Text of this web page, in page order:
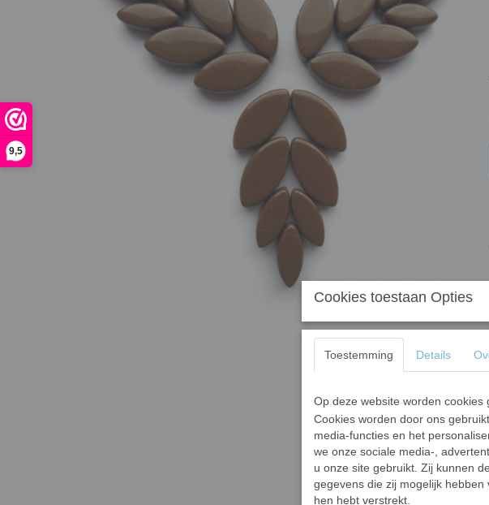
9,5
Cookies toestaan Opties
Toestemming Details
Op deze website worden cookies
Cookies worden door ons
media-functies en het
we onze sociale media-,
u onze site gebruikt. Zij kunnen
gegevens die zij mogelijk
hen hebt verstrekt.